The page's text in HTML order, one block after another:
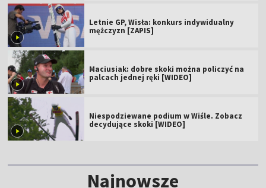
Letnie GP, Wisła: konkurs indywidualny
mężczyzn [ZAPIS]
Maciusiak: dobre skoki można policzyć na
palcach jednej ręki [WIDEO]
Niespodziewane podium w Wiśle. Zobacz
decydujące skoki [WIDEO]
Najnowsze